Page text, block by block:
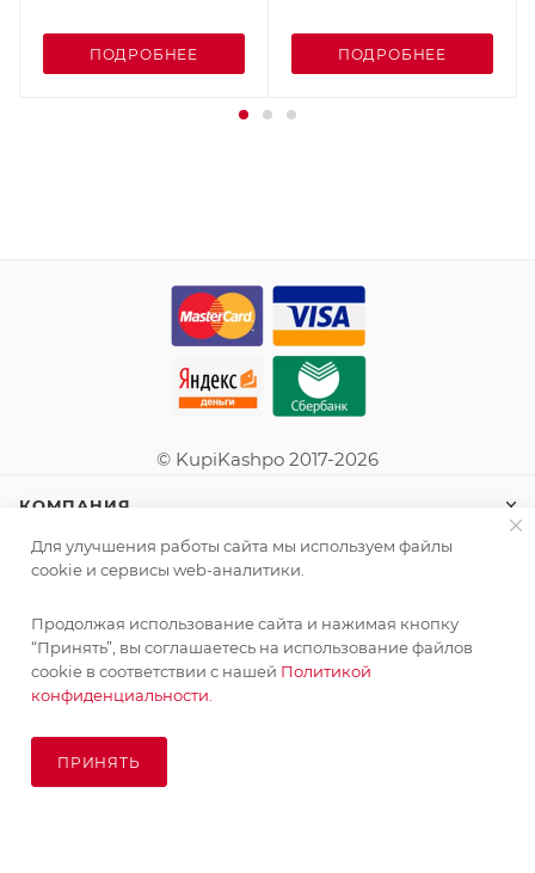
ПОДРОБНЕЕ ПОДРОБНЕЕ
© KupiKashpo 2017-2026
КОМПАНИЯ
ИНФОРМАЦИЯ
ПОМОЩЬ
ПОДПИСАТЬСЯ НА РАССЫЛКУ
Поставка живых растений осуществляется под заказ
сроком 3-4 недели с минимальной суммой заказа 10000
руб.!
ОК
Для улучшения работы сайта мы используем файлы
cookie и сервисы web-аналитики.
Продолжая использование сайта и нажимая кнопку
“Принять”, вы соглашаетесь на использование файлов
cookie в соответствии с нашей Политикой
конфиденциальности.
ПРИНЯТЬ